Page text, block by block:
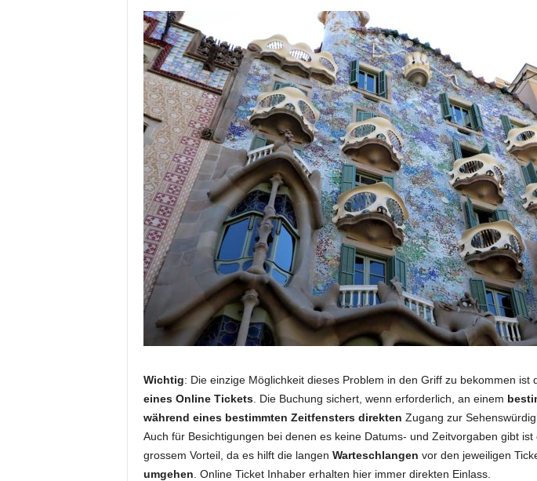
Wichtig: Die einzige Möglichkeit dieses Problem in den Griff zu bekommen ist
eines Online Tickets. Die Buchung sichert, wenn erforderlich, an einem
während eines bestimmten Zeitfensters direkten Zugang zur
Auch für Besichtigungen bei denen es keine Datums- und Zeitvorgaben gibt ist
grossem Vorteil, da es hilft die langen Warteschlangen vor den jeweiligen
umgehen . Online Ticket Inhaber erhalten hier immer direkten Einlass.